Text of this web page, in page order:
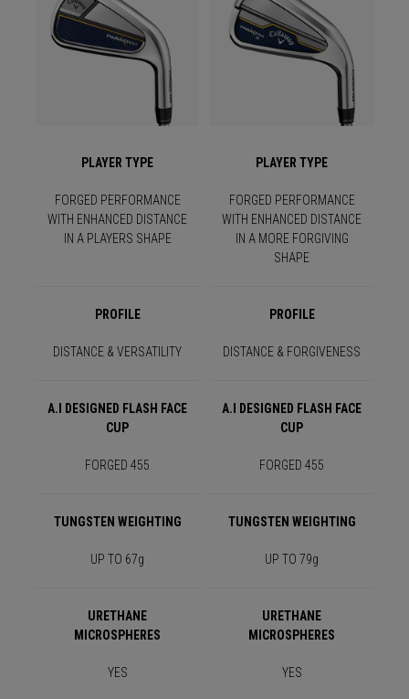
PLAYER TYPE PLAYER TYPE
FORGED PERFORMANCE
WITH ENHANCED DISTANCE
IN A PLAYERS SHAPE
FORGED PERFORMANCE
WITH ENHANCED DISTANCE
IN A MORE FORGIVING
SHAPE
PROFILE PROFILE
DISTANCE & VERSATILITY DISTANCE & FORGIVENESS
A.I DESIGNED FLASH FACE
CUP
A.I DESIGNED FLASH FACE
CUP
FORGED 455 FORGED 455
TUNGSTEN WEIGHTING TUNGSTEN WEIGHTING
UP TO 67g UP TO 79g
URETHANE
MICROSPHERES
URETHANE
MICROSPHERES
YES YES